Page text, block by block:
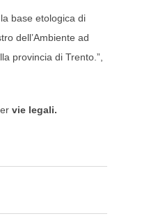
base etologica di
dell’Ambiente ad
provincia di Trento.”,
vie legali.